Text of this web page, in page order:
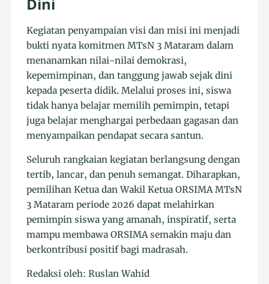
Dini
Kegiatan penyampaian visi dan misi ini menjadi
bukti nyata komitmen MTsN 3 Mataram dalam
menanamkan nilai-nilai demokrasi,
kepemimpinan, dan tanggung jawab sejak dini
kepada peserta didik. Melalui proses ini, siswa
tidak hanya belajar memilih pemimpin, tetapi
juga belajar menghargai perbedaan gagasan dan
menyampaikan pendapat secara santun.
Seluruh rangkaian kegiatan berlangsung dengan
tertib, lancar, dan penuh semangat. Diharapkan,
pemilihan Ketua dan Wakil Ketua ORSIMA MTsN
3 Mataram periode 2026 dapat melahirkan
pemimpin siswa yang amanah, inspiratif, serta
mampu membawa ORSIMA semakin maju dan
berkontribusi positif bagi madrasah.
Redaksi oleh: Ruslan Wahid